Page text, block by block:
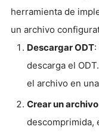
herramienta de
un archivo
Descargar ODT
descarga el
el archivo en
Crear un
descomprimida,